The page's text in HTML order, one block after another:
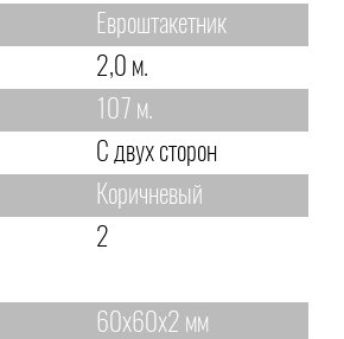
Евроштакетник
2,0 м.
107 м.
С двух сторон
Коричневый
2
60х60х2 мм